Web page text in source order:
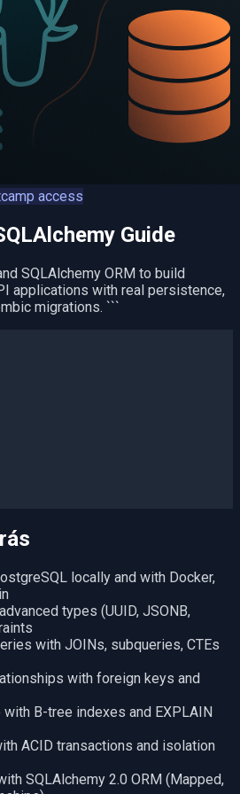
access
Guide
SQLAlchemy ORM to build
applications with real persistence,
migrations. ```
locally and with Docker,
types (UUID, JSONB,
with JOINs, subqueries, CTEs
with foreign keys and
B-tree indexes and EXPLAIN
ACID transactions and isolation
SQLAlchemy 2.0 ORM (Mapped,